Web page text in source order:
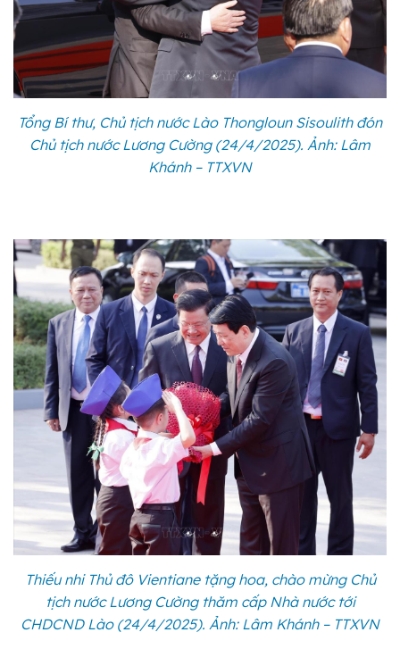
Tổng Bí thư, Chủ tịch nước Lào Thongloun Sisoulith đón
Chủ tịch nước Lương Cường (24/4/2025). Ảnh: Lâm
Khánh – TTXVN
Thiếu nhi Thủ đô Vientiane tặng hoa, chào mừng Chủ
tịch nước Lương Cường thăm cấp Nhà nước tới
CHDCND Lào (24/4/2025). Ảnh: Lâm Khánh – TTXVN